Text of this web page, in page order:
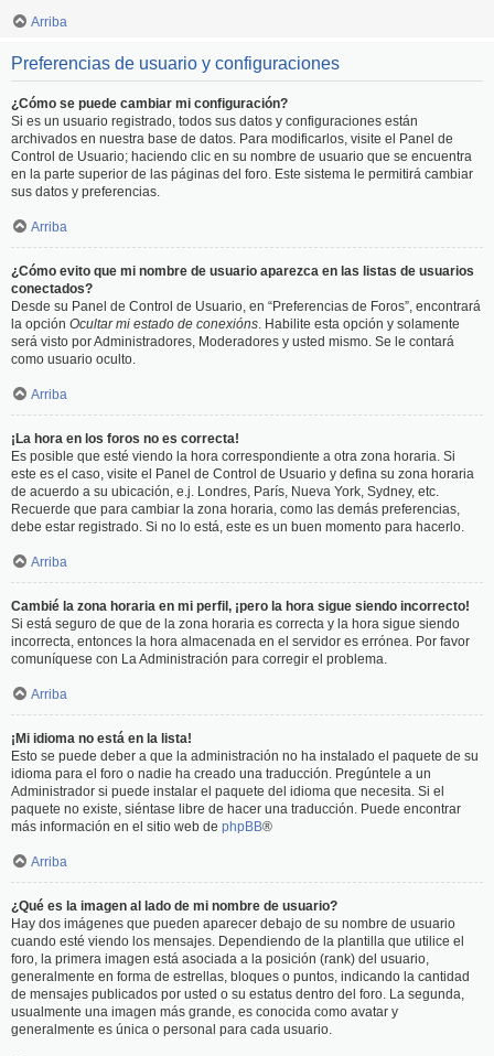
Arriba
Preferencias de usuario y configuraciones
¿Cómo se puede cambiar mi configuración?
Si es un usuario registrado, todos sus datos y configuraciones están
archivados en nuestra base de datos. Para modificarlos, visite el Panel de
Control de Usuario; haciendo clic en su nombre de usuario que se encuentra
en la parte superior de las páginas del foro. Este sistema le permitirá cambiar
sus datos y preferencias.
Arriba
¿Cómo evito que mi nombre de usuario aparezca en las listas de usuarios
conectados?
Desde su Panel de Control de Usuario, en “Preferencias de Foros”, encontrará
la opción Ocultar mi estado de conexións. Habilite esta opción y solamente
será visto por Administradores, Moderadores y usted mismo. Se le contará
como usuario oculto.
Arriba
¡La hora en los foros no es correcta!
Es posible que esté viendo la hora correspondiente a otra zona horaria. Si
este es el caso, visite el Panel de Control de Usuario y defina su zona horaria
de acuerdo a su ubicación, e.j. Londres, París, Nueva York, Sydney, etc.
Recuerde que para cambiar la zona horaria, como las demás preferencias,
debe estar registrado. Si no lo está, este es un buen momento para hacerlo.
Arriba
Cambié la zona horaria en mi perfil, ¡pero la hora sigue siendo incorrecto!
Si está seguro de que de la zona horaria es correcta y la hora sigue siendo
incorrecta, entonces la hora almacenada en el servidor es errónea. Por favor
comuníquese con La Administración para corregir el problema.
Arriba
¡Mi idioma no está en la lista!
Esto se puede deber a que la administración no ha instalado el paquete de su
idioma para el foro o nadie ha creado una traducción. Pregúntele a un
Administrador si puede instalar el paquete del idioma que necesita. Si el
paquete no existe, siéntase libre de hacer una traducción. Puede encontrar
más información en el sitio web de phpBB®
Arriba
¿Qué es la imagen al lado de mi nombre de usuario?
Hay dos imágenes que pueden aparecer debajo de su nombre de usuario
cuando esté viendo los mensajes. Dependiendo de la plantilla que utilice el
foro, la primera imagen está asociada a la posición (rank) del usuario,
generalmente en forma de estrellas, bloques o puntos, indicando la cantidad
de mensajes publicados por usted o su estatus dentro del foro. La segunda,
usualmente una imagen más grande, es conocida como avatar y
generalmente es única o personal para cada usuario.